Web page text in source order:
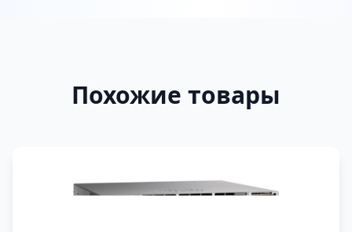
Похожие товары